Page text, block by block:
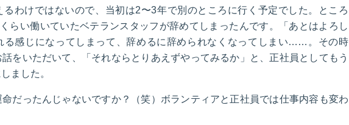
るわけではないので、当初は2〜3年で別のところに行く予定でした。ところ
らい働いていたベテランスタッフが辞めてしまったんです。「あとはよろし
る感じになってしまって、辞めるに辞められなくなってしまい……。その時
をいただいて、「それならとりあえずやってみるか」と、正社員としてもう
ました。
だったんじゃないですか？（笑）ボランティアと正社員では仕事内容も変わ